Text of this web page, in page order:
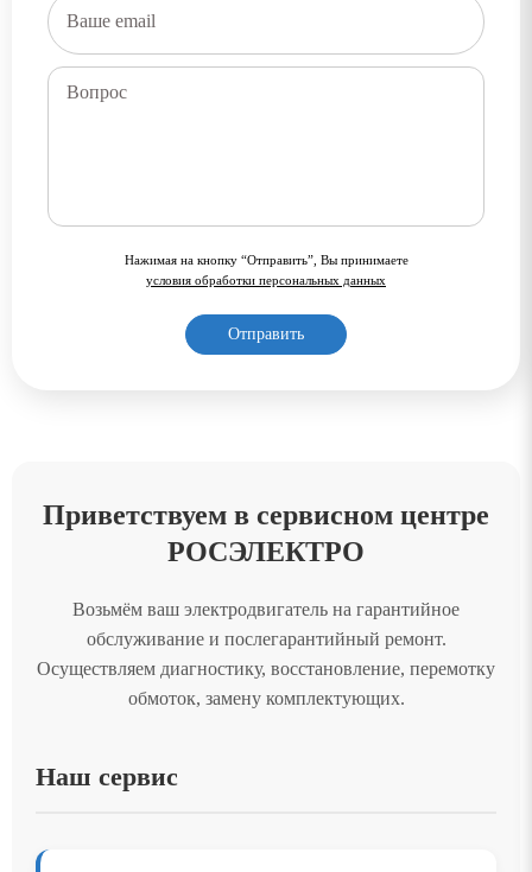
Нажимая на кнопку “Отправить”, Вы принимаете
условия обработки персональных данных
Приветствуем в сервисном центре
РОСЭЛЕКТРО
Возьмём ваш электродвигатель на гарантийное
обслуживание и послегарантийный ремонт.
Осуществляем диагностику, восстановление, перемотку
обмоток, замену комплектующих.
Наш сервис